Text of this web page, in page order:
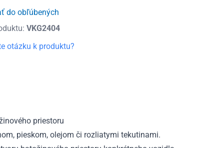
2012
do obľúbených
VKG2404
otázku k produktu?
priestoru
pieskom, olejom či rozliatymi tekutinami.